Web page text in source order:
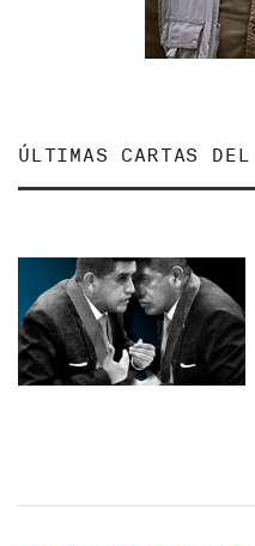
ÚLTIMAS CARTAS